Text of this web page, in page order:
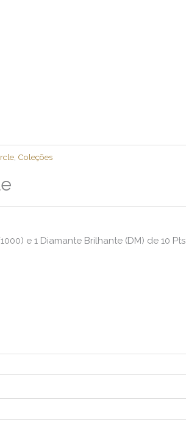
Coleções
e 1 Diamante Brilhante (DM) de 10 Pts